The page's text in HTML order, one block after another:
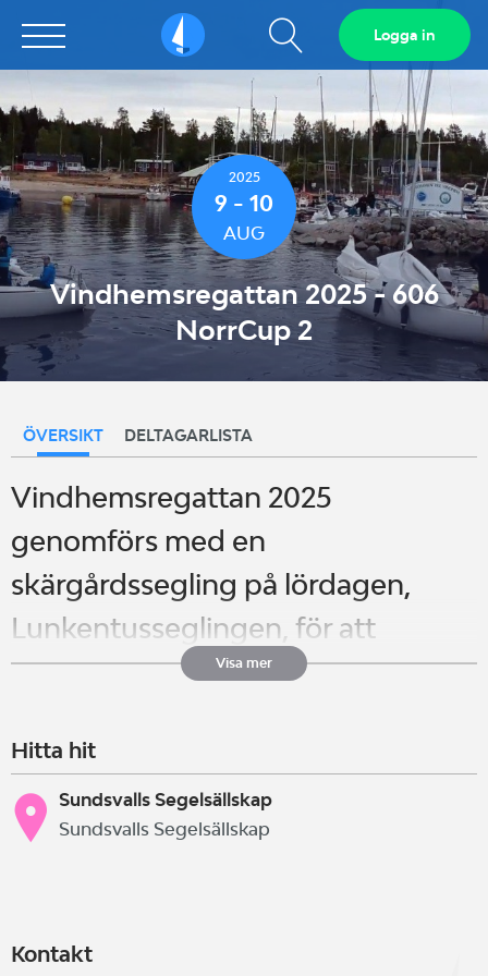
Sailarena Visa
sökfält
Logga in
2025
9 - 10
AUG
Vindhemsregattan 2025 - 606
NorrCup 2
ÖVERSIKT DELTAGARLISTA
Vindhemsregattan 2025
genomförs med en
skärgårdssegling på lördagen,
Lunkentusseglingen, för att
uppmärksamma att det i år är 60 år
Sundsvall och Vindhem efter sin
världsomsegling.
På söndagen seglas 3
Visa mer
Hitta hit
Sundsvalls Segelsällskap
Sundsvalls Segelsällskap
Kontakt